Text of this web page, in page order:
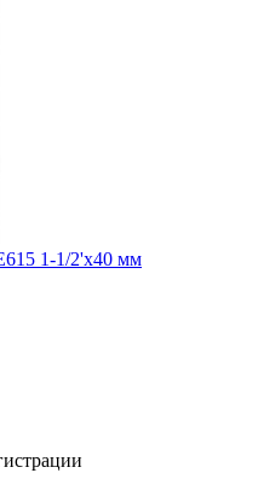
1-1/2'х40 мм